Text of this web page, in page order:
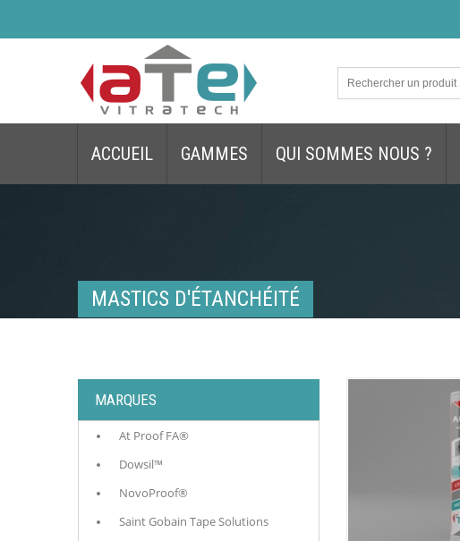
ACCUEIL GAMMES QUI SOMMES NOUS ?
MASTICS D'ÉTANCHÉITÉ
MARQUES
At Proof FA®
Dowsil™
NovoProof®
Saint Gobain Tape Solutions